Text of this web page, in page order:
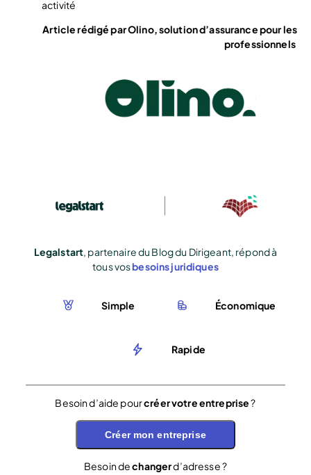
activité
Article rédigé par Olino, solution d’assurance pour les
professionnels
Legalstart, partenaire du Blog du Dirigeant, répond à
tous vosbesoins juridiques
Simple Économique
Rapide
Besoin d’aide pourcréer votre entreprise?
Créer mon entreprise
Besoin dechangerd’adresse ?